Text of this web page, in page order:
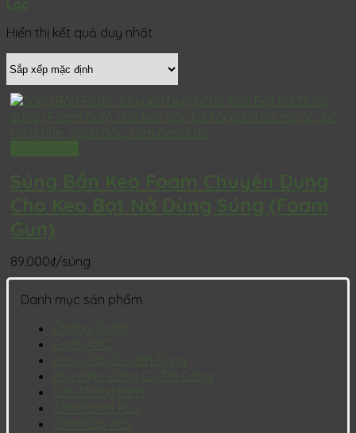
Hiển thị kết quả duy nhất
Súng Bắn Keo Foam Chuyên Dụng
Cho Keo Bọt Nở Dùng Súng (Foam
Gun)
89.000₫/súng
Danh mục sản phẩm
Gạch AAC
Keo, Vữa Chuyên Dụng
Tấm Panel ALC